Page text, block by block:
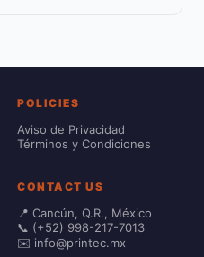
POLICIES
Aviso de Privacidad
Términos y Condiciones
CONTACT US
📍 Cancún, Q.R., México
📞 (+52) 998-217-7013
✉️ info@printec.mx